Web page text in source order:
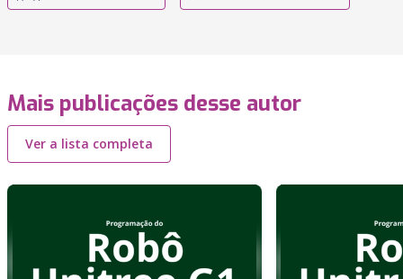
Mais publicações desse autor
Ver a lista completa